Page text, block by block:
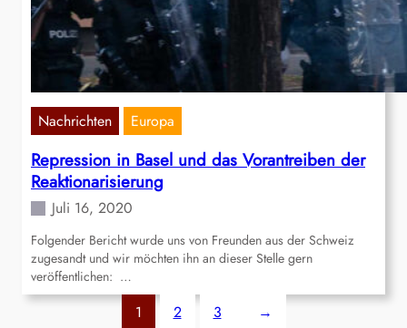
Nachrichten Europa
Repression in Basel und das Vorantreiben der
Reaktionarisierung
Juli 16, 2020
Folgender Bericht wurde uns von Freunden aus der Schweiz
zugesandt und wir möchten ihn an dieser Stelle gern
veröffentlichen: …
1 2 3 →